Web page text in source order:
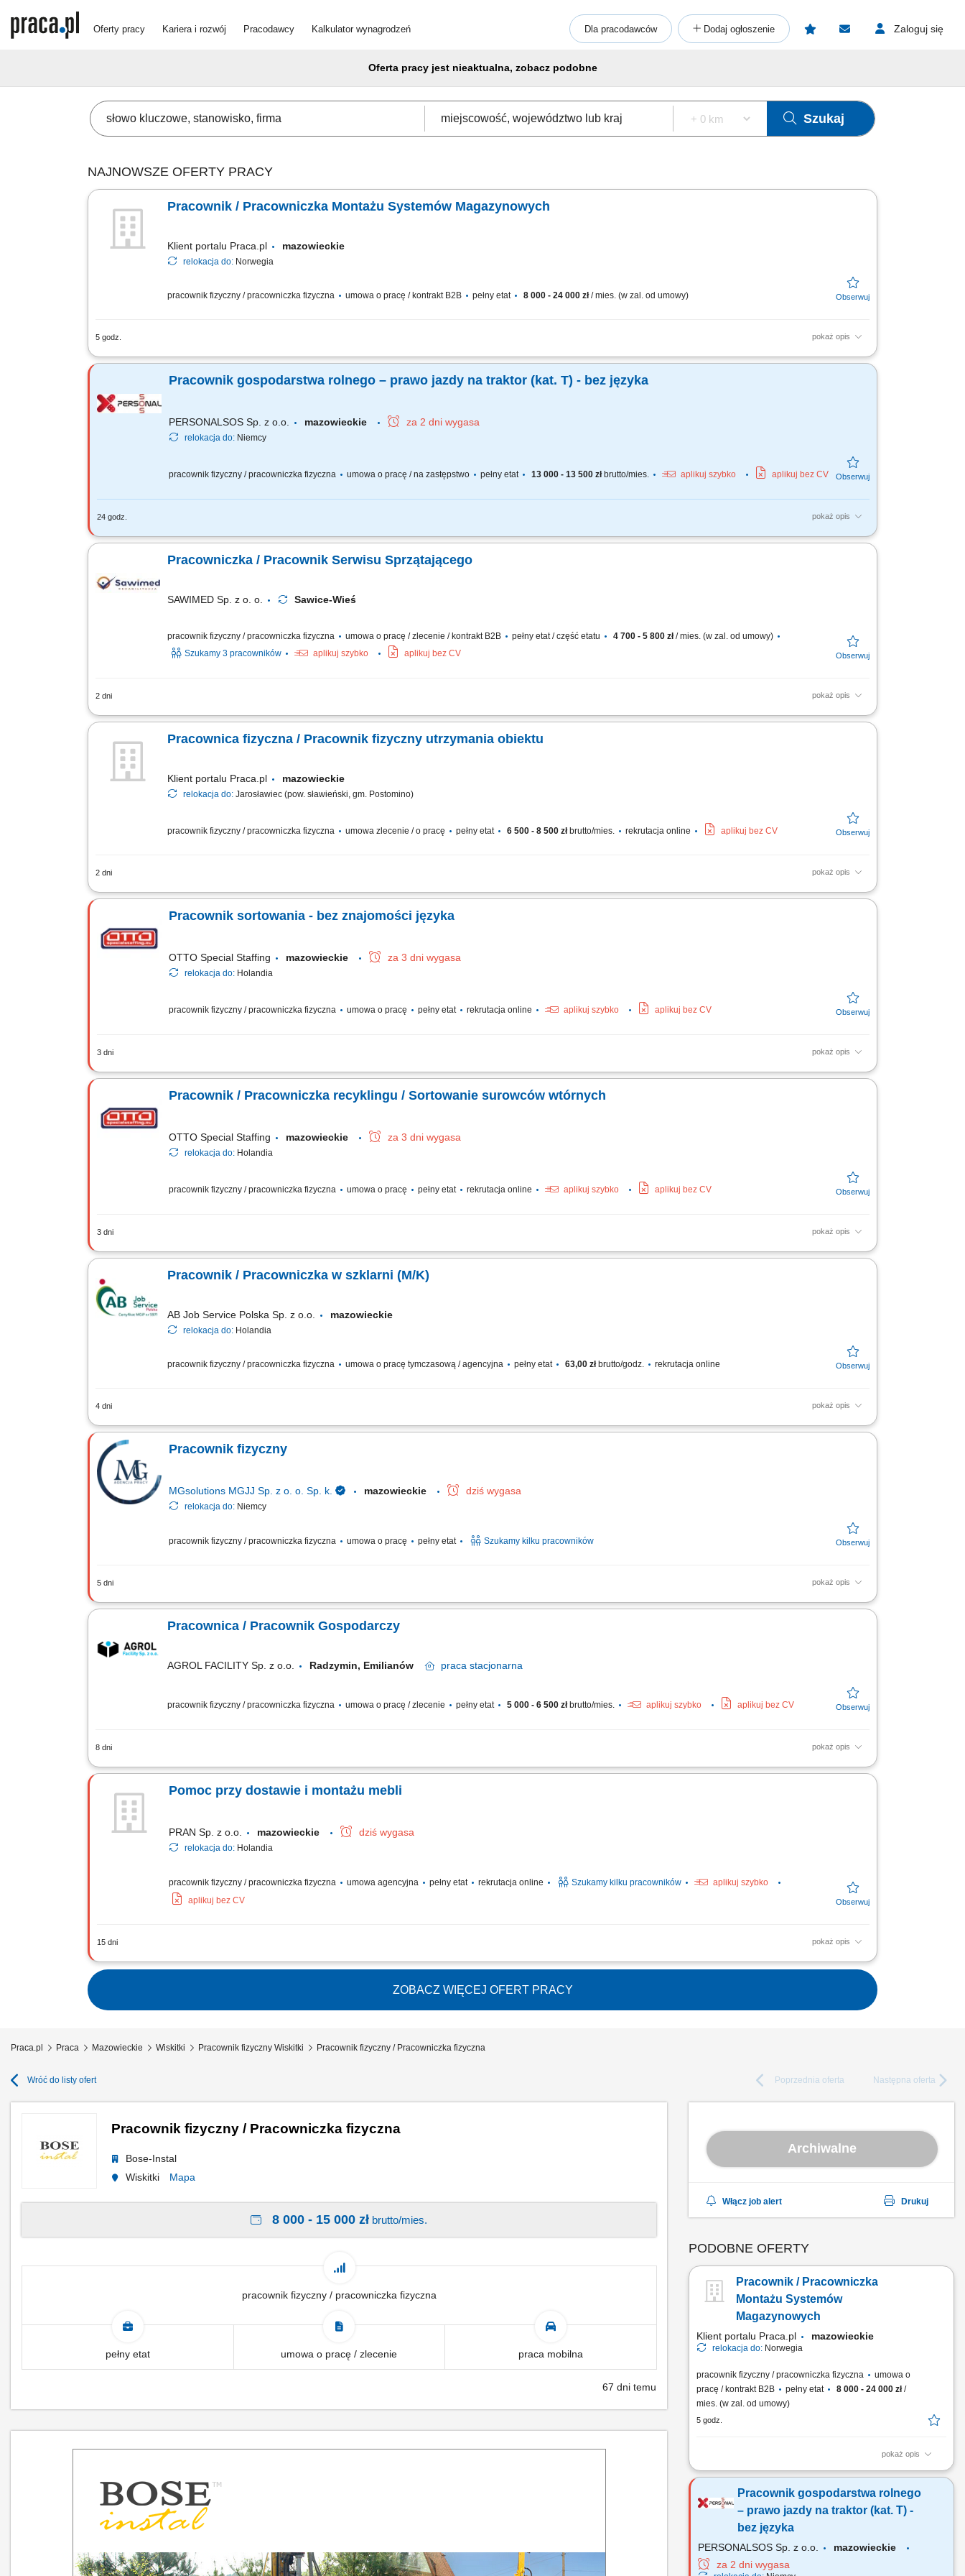
Oferty pracy Kariera i rozwój Pracodawcy Kalkulator wynagrodzeń Dla pracodawców Dodaj ogłoszenie Zaloguj się
Oferta pracy jest nieaktualna, zobacz podobne
Szukaj
NAJNOWSZE OFERTY PRACY
Pracownik / Pracowniczka Montażu Systemów Magazynowych
Klient portalu Praca.pl mazowieckie
relokacja do: Norwegia
pracownik fizyczny / pracowniczka fizyczna umowa o pracę / kontrakt B2B pełny etat 8 000 - 24 000 zł/ mies. (w zal. od umowy)
5 godz. pokaż opis
Montaż systemów magazynowych typu self storage oraz elektronicznych systemów zamknięć. Odbiór i kontrola dostaw materiałów. Dbanie o jakość oraz terminową
Pracownik gospodarstwa rolnego – prawo jazdy na traktor (kat. T) - bez języka
PERSONALSOS Sp. z o.o. mazowieckie za 2 dni wygasa
relokacja do: Niemcy
pracownik fizyczny / pracowniczka fizyczna umowa o pracę / na zastępstwo pełny etat 13 000 - 13 500 złbrutto/mies. aplikuj szybko aplikuj bez CV
24 godz. pokaż opis
Zakres obowiązków: przygotowanie i rozwijanie mat wegetacyjnych na polu, pakowanie mat na palety, workowanie nawozów, obsługa maszyn rolniczych.
Pracowniczka / Pracownik Serwisu Sprzątającego
SAWIMED Sp. z o. o. Sawice-Wieś
pracownik fizyczny / pracowniczka fizyczna umowa o pracę / zlecenie / kontrakt B2B pełny etat / część etatu 4 700 - 5 800 zł/ mies. (w zal. od umowy)
Szukamy 3 pracowników
aplikuj szybko aplikuj bez CV
2 dni pokaż opis
Obowiązki: Utrzymywanie czystości w wyznaczonych strefach budynku użyteczności publicznej; Sprzątanie pomieszczeń biurowych, korytarzy oraz sanitariatów;
Pracownica fizyczna / Pracownik fizyczny utrzymania obiektu
Klient portalu Praca.pl mazowieckie
relokacja do: Jarosławiec (pow. sławieński, gm. Postomino)
pracownik fizyczny / pracowniczka fizyczna umowa zlecenie / o pracę pełny etat 6 500 - 8 500 złbrutto/mies. rekrutacja online aplikuj bez CV
2 dni pokaż opis
Utrzymywanie porządku i czystości na terenie obiektu. Pielęgnacja terenów zielonych: koszenie, podlewanie, dbanie o roślinność. Odśnieżanie w okresie zimowym.
Pracownik sortowania - bez znajomości języka
OTTO Special Staffing mazowieckie za 3 dni wygasa
relokacja do: Holandia
pracownik fizyczny / pracowniczka fizyczna umowa o pracę pełny etat rekrutacja online aplikuj szybko aplikuj bez CV
3 dni pokaż opis
Otrzymujesz całkowite wynagrodzenie godzinowe brutto w wysokości 16,41 €. Na tę kwotę składa się Twoja stawka podstawowa w wysokości 14,99 € za godzinę,
Pracownik / Pracowniczka recyklingu / Sortowanie surowców wtórnych
OTTO Special Staffing mazowieckie za 3 dni wygasa
relokacja do: Holandia
pracownik fizyczny / pracowniczka fizyczna umowa o pracę pełny etat rekrutacja online aplikuj szybko aplikuj bez CV
3 dni pokaż opis
Zakres obowiązków ręczne i mechaniczne sortowanie materiałów przeznaczonych do recyklingu, kontrola i segregacja surowców na linii produkcyjnej, udział w
Pracownik / Pracowniczka w szklarni (M/K)
AB Job Service Polska Sp. z o.o. mazowieckie
relokacja do: Holandia
pracownik fizyczny / pracowniczka fizyczna umowa o pracę tymczasową / agencyjna pełny etat 63,00 złbrutto/godz. rekrutacja online
4 dni pokaż opis
Nasz klient to międzynarodowa, holenderska firma specjalizująca się w hodowli, rozmnażaniu i sprzedaży ozdobnych roślin i kwiatów, w tym roślin doniczkowych,
Pracownik fizyczny
MGsolutions MGJJ Sp. z o. o. Sp. k. mazowieckie dziś wygasa
relokacja do: Niemcy
pracownik fizyczny / pracowniczka fizyczna umowa o pracę pełny etat Szukamy kilku pracowników
5 dni pokaż opis
Opis stanowiska Prace fizyczne / pomocnicze na hali produkcyjnej, w magazynie lub w pralni przemysłowej Obsługa prostych maszyn produkcyjnych; Układanie /
Pracownica / Pracownik Gospodarczy
AGROL FACILITY Sp. z o.o. Radzymin, Emilianów praca stacjonarna
pracownik fizyczny / pracowniczka fizyczna umowa o pracę / zlecenie pełny etat 5 000 - 6 500 złbrutto/mies. aplikuj szybko aplikuj bez CV
8 dni pokaż opis
Pielęgnacja zieleni: koszenie, przycinanie krzewów, pielenie, podlewanie i opryski; Utrzymanie czystości terenów zewnętrznych: zamiatanie liści, zbieranie śmieci,
Pomoc przy dostawie i montażu mebli
PRAN Sp. z o.o. mazowieckie dziś wygasa
relokacja do: Holandia
pracownik fizyczny / pracowniczka fizyczna umowa agencyjna pełny etat rekrutacja online Szukamy kilku pracowników
aplikuj szybko
aplikuj bez CV
15 dni pokaż opis
To będziesz robić: asystować przy rozwożeniu zamówionych mebli do klientów; pomagać przy ich wyładowywaniu i składaniu na miejscu; dbać o dobry kontakt z
ZOBACZ WIĘCEJ OFERT PRACY
Praca.pl Praca Mazowieckie Wiskitki Pracownik fizyczny Wiskitki Pracownik fizyczny / Pracowniczka fizyczna
Wróć do listy ofert Poprzednia oferta Następna oferta
Pracownik fizyczny / Pracowniczka fizyczna
Bose-Instal
Wiskitki
Mapa
8 000 - 15 000 zł brutto/mies.
pracownik fizyczny / pracowniczka fizyczna
pełny etat umowa o pracę / zlecenie praca mobilna
67 dni temu
Archiwalne
Włącz job alert Drukuj
PODOBNE OFERTY
Pracownik / Pracowniczka
Montażu Systemów
Magazynowych
Klient portalu Praca.pl mazowieckie
relokacja do: Norwegia
pracownik fizyczny / pracowniczka fizyczna
umowa o
pracę / kontrakt B2B
pełny etat 8 000 - 24 000 zł/
mies. (w zal. od umowy)
5 godz.
pokaż opis
Montaż systemów magazynowych typu self storage oraz
materiałów. Dbanie o jakość oraz terminową realizację prac.
Wykonywanie zadań zgodnie z harmonogramem projektu. Po
wdrożeniu samodzielna realizacja prac montażowych.
Pracownik gospodarstwa rolnego
– prawo jazdy na traktor (kat. T) -
bez języka
PERSONALSOS Sp. z o.o.
mazowieckie
za 2 dni wygasa